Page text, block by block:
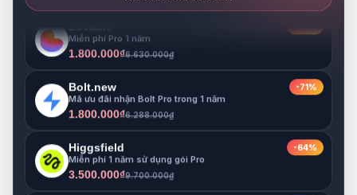
Miễn phí Pro 1 năm
1.800.000₫
1.800.000₫
3.500.000₫